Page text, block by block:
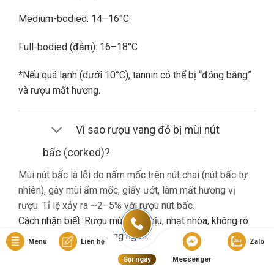
Medium-bodied: 14–16°C
Full-bodied (đậm): 16–18°C
*Nếu quá lạnh (dưới 10°C), tannin có thể bị “đóng băng”
và rượu mất hương.
Vì sao rượu vang đỏ bị mùi nút
bấc (corked)?
Mùi nút bấc là lỗi do nấm mốc trên nút chai (nút bấc tự
nhiên), gây mùi ẩm mốc, giấy ướt, làm mất hương vị
rượu. Tỉ lệ xảy ra ~2–5% với rượu nút bấc.
Cách nhận biết: Rượu mùi khó chịu, nhạt nhòa, không rõ
hương trái cây dù là vang ngon.
Nếu gặp lỗi này, bạn nên liên hệ cửa hàng đổi trả (nếu có
Menu Liên hệ
Gọi ngay Messenger
Zalo